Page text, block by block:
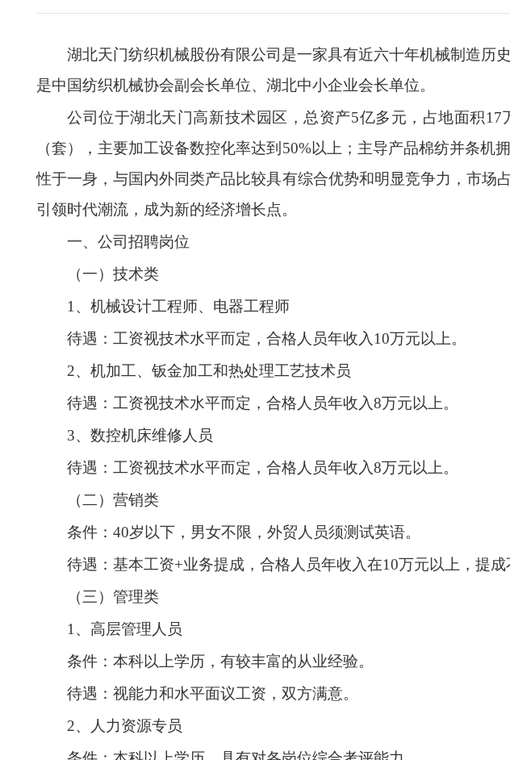
湖北天门纺织机械股份有限公司是一家具有近六十年机械制造历
是中国纺织机械协会副会长单位、湖北中小企业会长单位。
公司位于湖北天门高新技术园区，总资产5亿多元，占地面积
（套），主要加工设备数控化率达到50%以上；主导产品棉纺并条
性于一身，与国内外同类产品比较具有综合优势和明显竞争力，市场
引领时代潮流，成为新的经济增长点。
一、公司招聘岗位
（一）技术类
1、机械设计工程师、电器工程师
待遇：工资视技术水平而定，合格人员年收入10万元以上。
2、机加工、钣金加工和热处理工艺技术员
待遇：工资视技术水平而定，合格人员年收入8万元以上。
3、数控机床维修人员
待遇：工资视技术水平而定，合格人员年收入8万元以上。
（二）营销类
条件：40岁以下，男女不限，外贸人员须测试英语。
待遇：基本工资+业务提成，合格人员年收入在10万元以上，提成
（三）管理类
1、高层管理人员
条件：本科以上学历，有较丰富的从业经验。
待遇：视能力和水平面议工资，双方满意。
2、人力资源专员